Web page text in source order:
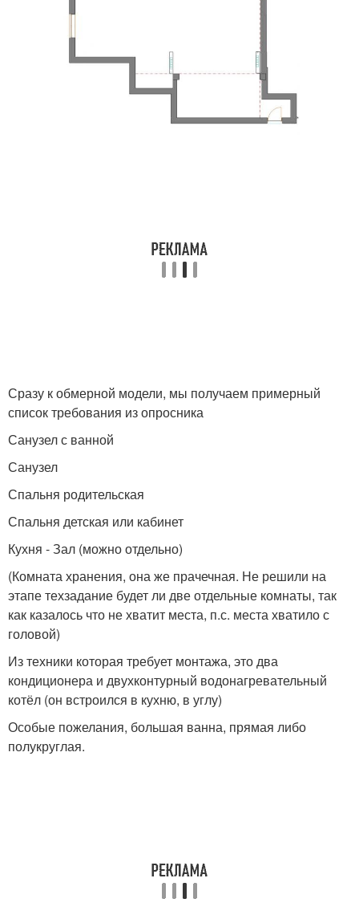
Сразу к обмерной модели, мы получаем примерный
список требования из опросника
Санузел с ванной
Санузел
Спальня родительская
Спальня детская или кабинет
Кухня - Зал (можно отдельно)
(Комната хранения, она же прачечная. Не решили на
этапе техзадание будет ли две отдельные комнаты, так
как казалось что не хватит места, п.с. места хватило с
головой)
Из техники которая требует монтажа, это два
кондиционера и двухконтурный водонагревательный
котёл (он встроился в кухню, в углу)
Особые пожелания, большая ванна, прямая либо
полукруглая.